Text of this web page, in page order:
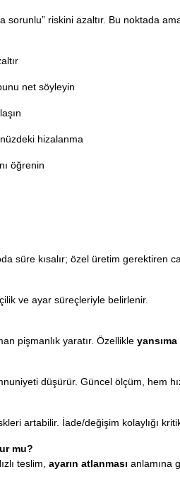
sorunlu” riskini azaltır. Bu noktada
net söyleyin
hizalanma
öğrenin
süre kısalır; özel üretim gerektiren
ve ayar süreçleriyle belirlenir.
pişmanlık yaratır. Özellikle
düşürür. Güncel ölçüm, hem
artabilir. İade/değişim kolaylığı
mu?
teslim, ayarın atlanması anlamına